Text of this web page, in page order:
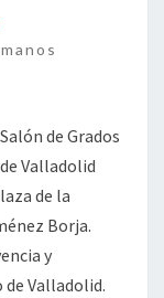
de Grados
Valladolid
de la
Borja.
y
Valladolid.